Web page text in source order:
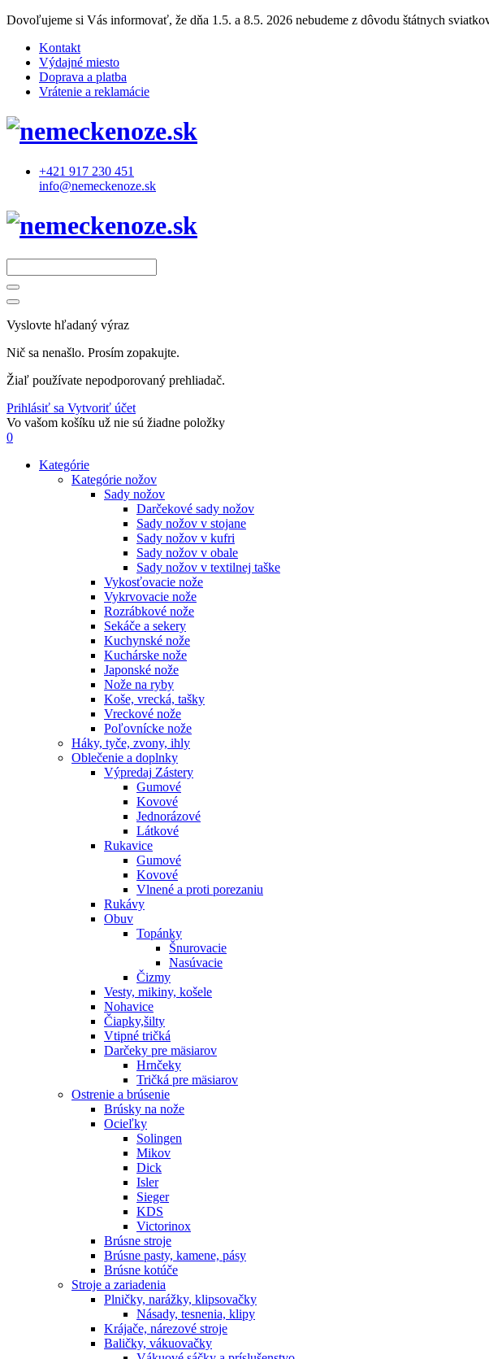
Dovoľujeme si Vás informovať, že dňa 1.5. a 8.5. 2026 nebudeme z dôvodu štátnych
Kontakt
Výdajné miesto
Doprava a platba
Vrátenie a reklamácie
+421 917 230 451
info@nemeckenoze.sk
Vyslovte hľadaný výraz
Nič sa nenašlo. Prosím zopakujte.
Žiaľ používate nepodporovaný prehliadač.
Prihlásiť sa Vytvoriť účet
Vo vašom košíku už nie sú žiadne položky
0
Kategórie
Kategórie nožov
Sady nožov
Darčekové sady nožov
Sady nožov v stojane
Sady nožov v kufri
Sady nožov v obale
Sady nožov v textilnej taške
Vykosťovacie nože
Vykrvovacie nože
Rozrábkové nože
Sekáče a sekery
Kuchynské nože
Kuchárske nože
Japonské nože
Nože na ryby
Koše, vrecká, tašky
Vreckové nože
Poľovnícke nože
Háky, tyče, zvony, ihly
Oblečenie a doplnky
Výpredaj Zástery
Gumové
Kovové
Jednorázové
Látkové
Rukavice
Gumové
Kovové
Vlnené a proti porezaniu
Rukávy
Obuv
Topánky
Šnurovacie
Nasúvacie
Čizmy
Vesty, mikiny, košele
Nohavice
Čiapky,šilty
Vtipné tričká
Darčeky pre mäsiarov
Hrnčeky
Tričká pre mäsiarov
Ostrenie a brúsenie
Brúsky na nože
Ocieľky
Solingen
Mikov
Dick
Isler
Sieger
KDS
Victorinox
Brúsne stroje
Brúsne pasty, kamene, pásy
Brúsne kotúče
Stroje a zariadenia
Plničky, narážky, klipsovačky
Násady, tesnenia, klipy
Krájače, nárezové stroje
Baličky, vákuovačky